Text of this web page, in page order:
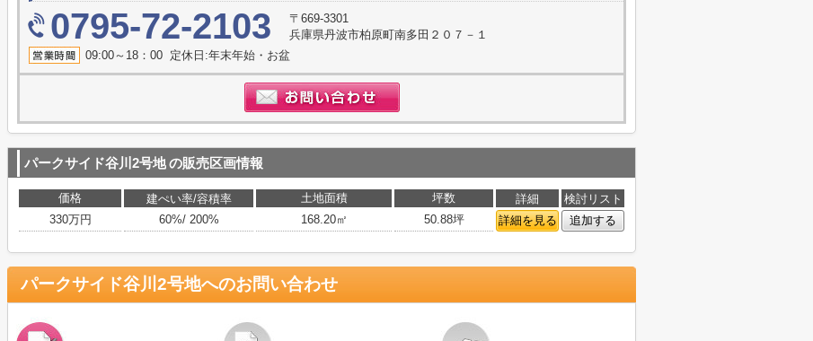
0795-72-2103
〒669-3301
兵庫県丹波市柏原町南多田２０７－１
09:00～18：00 定休日:年末年始・お盆
パークサイド谷川2号地の販売区画情報
価格 建ぺい率/容積率 土地面積 坪数 詳細
検討リスト
330万円
60%/ 200% 168.20㎡ 50.88坪 詳細を見る 追加する
パークサイド谷川2号地へのお問い合わせ